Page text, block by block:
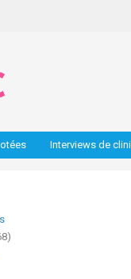
Interviews de
)